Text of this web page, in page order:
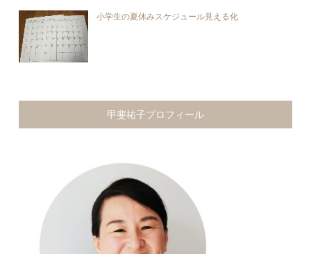
小学生の夏休みスケジュール見える化
甲斐祐子プロフィール